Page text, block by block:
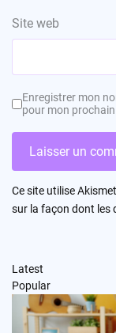
Site web
Enregistrer mon
pour mon
Ce site utilise
sur la façon dont les
Latest
Popular